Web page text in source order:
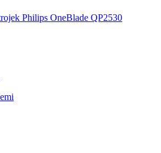
Philips OneBlade QP2530